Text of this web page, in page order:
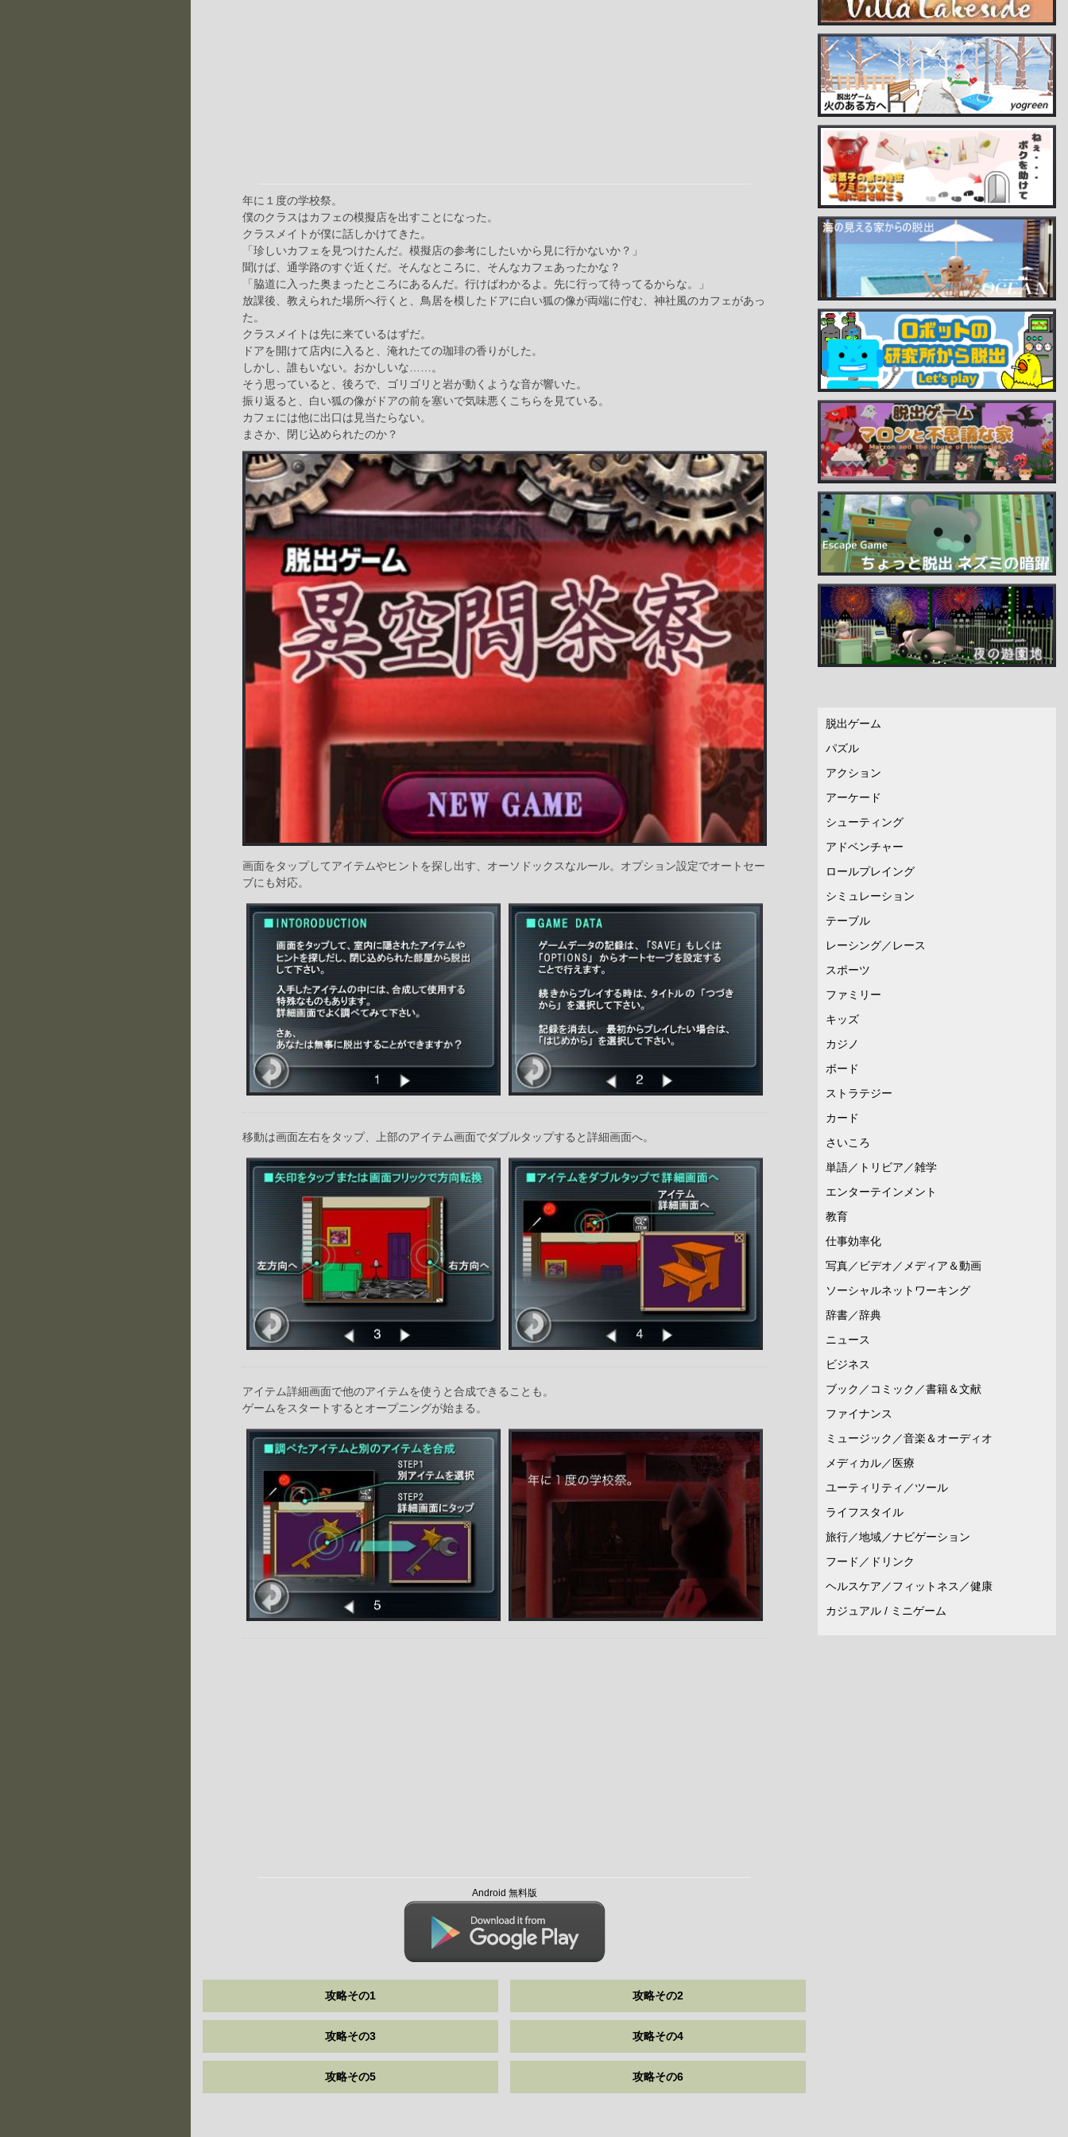
年に１度の学校祭。
僕のクラスはカフェの模擬店を出すことになった。
クラスメイトが僕に話しかけてきた。
「珍しいカフェを見つけたんだ。模擬店の参考にしたいから見に行かないか？」
聞けば、通学路のすぐ近くだ。そんなところに、そんなカフェあったかな？
「脇道に入った奥まったところにあるんだ。行けばわかるよ。先に行って待ってるからな。」
放課後、教えられた場所へ行くと、鳥居を模したドアに白い狐の像が両端に佇む、神社風のカフェがあっ
た。
クラスメイトは先に来ているはずだ。
ドアを開けて店内に入ると、淹れたての珈琲の香りがした。
しかし、誰もいない。おかしいな……。
そう思っていると、後ろで、ゴリゴリと岩が動くような音が響いた。
振り返ると、白い狐の像がドアの前を塞いで気味悪くこちらを見ている。
カフェには他に出口は見当たらない。
まさか、閉じ込められたのか？
画面をタップしてアイテムやヒントを探し出す、オーソドックスなルール。オプション設定でオートセー
ブにも対応。
移動は画面左右をタップ、上部のアイテム画面でダブルタップすると詳細画面へ。
アイテム詳細画面で他のアイテムを使うと合成できることも。
ゲームをスタートするとオープニングが始まる。
Android 無料版
攻略その1 攻略その2
攻略その3 攻略その4
攻略その5 攻略その6
脱出ゲーム
パズル
アクション
アーケード
シューティング
アドベンチャー
ロールプレイング
シミュレーション
テーブル
レーシング／レース
スポーツ
ファミリー
キッズ
カジノ
ボード
ストラテジー
カード
さいころ
単語／トリビア／雑学
エンターテインメント
教育
仕事効率化
写真／ビデオ／メディア＆動画
ソーシャルネットワーキング
辞書／辞典
ニュース
ビジネス
ブック／コミック／書籍＆文献
ファイナンス
ミュージック／音楽＆オーディオ
メディカル／医療
ユーティリティ／ツール
ライフスタイル
旅行／地域／ナビゲーション
フード／ドリンク
ヘルスケア／フィットネス／健康
カジュアル / ミニゲーム